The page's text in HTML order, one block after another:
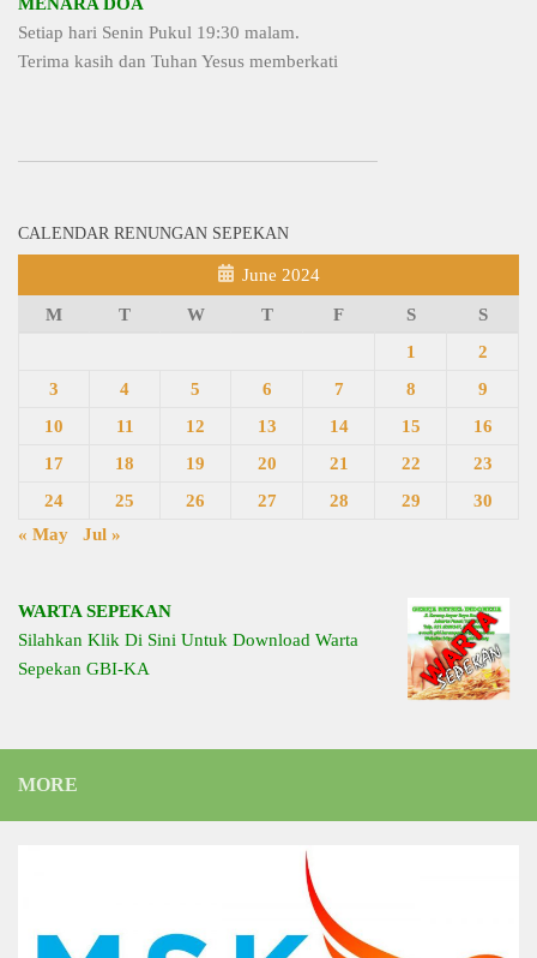
Setiap hari Senin Pukul 19:30 malam.
Terima kasih dan Tuhan Yesus memberkati
CALENDAR RENUNGAN SEPEKAN
June 2024
M T W T F S
S
1
2
3
4 5 6 7 8
9
10
11 12 13 14 15
16
17
18 19 20 21 22
23
24
25 26 27 28 29
30
« May
Jul »
WARTA SEPEKAN
Silahkan Klik Di Sini Untuk Download Warta
Sepekan GBI-KA
MORE